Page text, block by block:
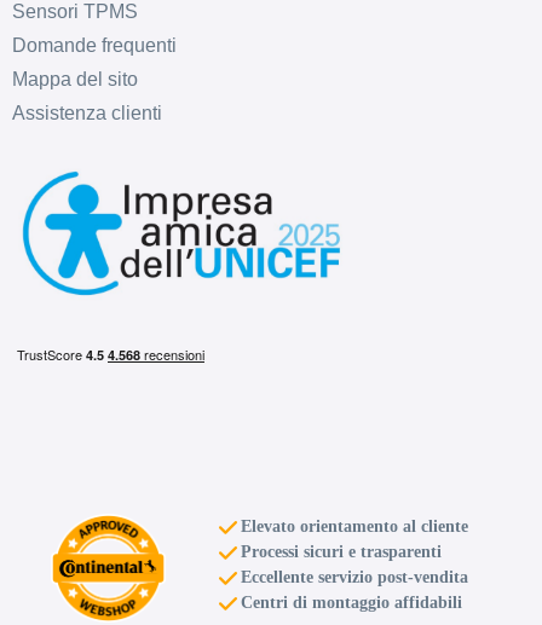
Sensori TPMS
Domande frequenti
Mappa del sito
Assistenza clienti
Elevato orientamento al cliente
Processi sicuri e trasparenti
Eccellente servizio post-vendita
Centri di montaggio affidabili